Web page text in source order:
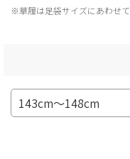
※草履は足袋サイズにあわせて